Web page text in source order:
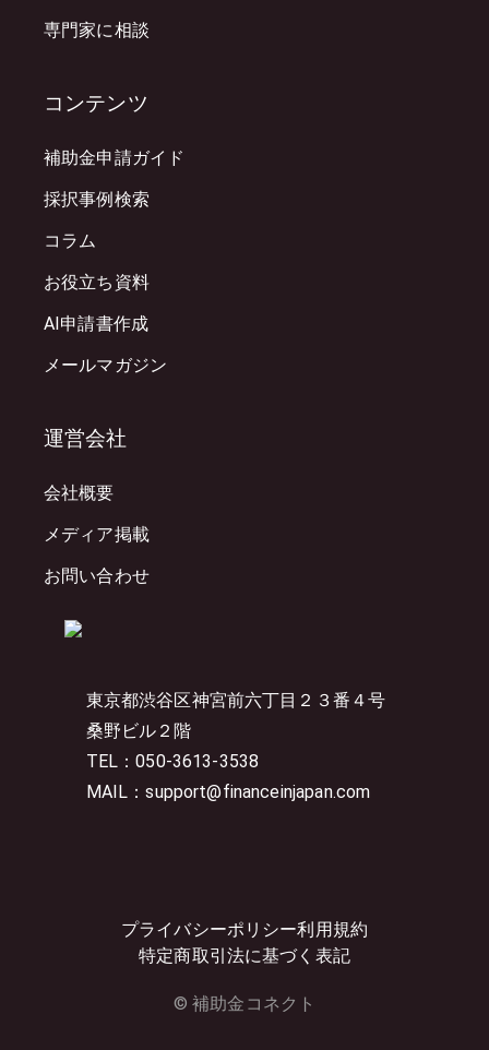
東京都渋谷区神宮前六丁目２３番４号
桑野ビル２階
TEL：050-3613-3538
MAIL：support@financeinjapan.com
プライバシーポリシー利用規約
特定商取引法に基づく表記
© 補助金コネクト
専門家に相談
コンテンツ
補助金申請ガイド
採択事例検索
コラム
お役立ち資料
AI申請書作成
メールマガジン
運営会社
会社概要
メディア掲載
お問い合わせ